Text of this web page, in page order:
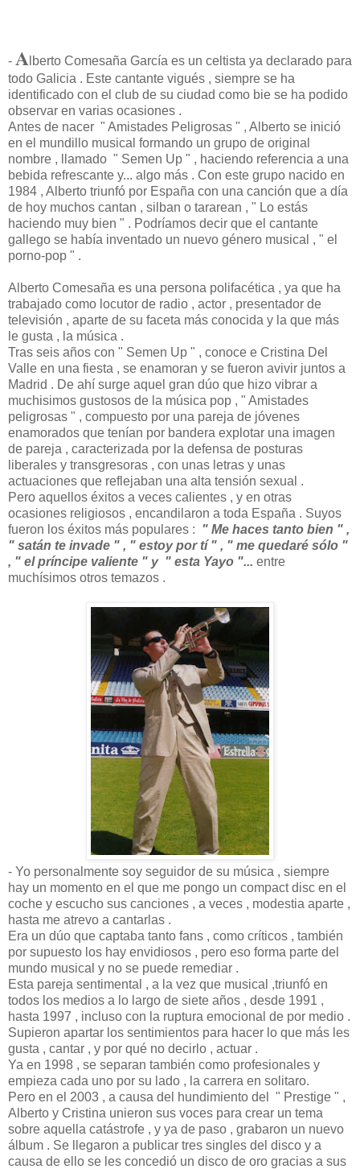
- A lberto Comesaña García es un celtista ya declarado para
todo Galicia . Este cantante vigués , siempre se ha
identificado con el club de su ciudad como bie se ha podido
observar en varias ocasiones .
Antes de nacer " Amistades Peligrosas " , Alberto se inició
en el mundillo musical formando un grupo de original
nombre , llamado " Semen Up " , haciendo referencia a una
bebida refrescante y... algo más . Con este grupo nacido en
1984 , Alberto triunfó por España con una canción que a día
de hoy muchos cantan , silban o tararean , " Lo estás
haciendo muy bien " . Podríamos decir que el cantante
gallego se había inventado un nuevo género musical , " el
porno-pop " .
Alberto Comesaña es una persona polifacética , ya que ha
trabajado como locutor de radio , actor , presentador de
televisión , aparte de su faceta más conocida y la que más
le gusta , la música .
Tras seis años con " Semen Up " , conoce e Cristina Del
Valle en una fiesta , se enamoran y se fueron avivir juntos a
Madrid . De ahí surge aquel gran dúo que hizo vibrar a
muchisimos gustosos de la música pop , " Amistades
peligrosas " , compuesto por una pareja de jóvenes
enamorados que tenían por bandera explotar una imagen
de pareja , caracterizada por la defensa de posturas
liberales y transgresoras , con unas letras y unas
actuaciones que reflejaban una alta tensión sexual .
Pero aquellos éxitos a veces calientes , y en otras
ocasiones religiosos , encandilaron a toda España . Suyos
fueron los éxitos más populares : " Me haces tanto bien " ,
" satán te invade " , " estoy por tí " , " me quedaré sólo "
, " el príncipe valiente " y " esta Yayo "... entre
muchísimos otros temazos .
- Yo personalmente soy seguidor de su música , siempre
hay un momento en el que me pongo un compact disc en el
coche y escucho sus canciones , a veces , modestia aparte ,
hasta me atrevo a cantarlas .
Era un dúo que captaba tanto fans , como críticos , también
por supuesto los hay envidiosos , pero eso forma parte del
mundo musical y no se puede remediar .
Esta pareja sentimental , a la vez que musical ,triunfó en
todos los medios a lo largo de siete años , desde 1991 ,
hasta 1997 , incluso con la ruptura emocional de por medio .
Supieron apartar los sentimientos para hacer lo que más les
gusta , cantar , y por qué no decirlo , actuar .
Ya en 1998 , se separan también como profesionales y
empieza cada uno por su lado , la carrera en solitaro.
Pero en el 2003 , a causa del hundimiento del " Prestige " ,
Alberto y Cristina unieron sus voces para crear un tema
sobre aquella catástrofe , y ya de paso , grabaron un nuevo
álbum . Se llegaron a publicar tres singles del disco y a
causa de ello se les concedió un disco de oro gracias a sus